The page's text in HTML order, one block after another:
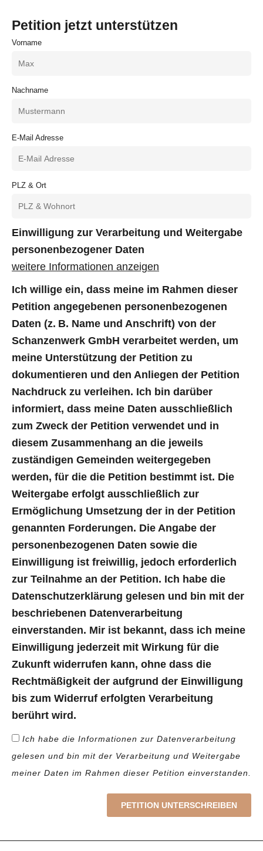
Petition jetzt unterstützen
Vorname
Nachname
E-Mail Adresse
PLZ & Ort
Einwilligung zur Verarbeitung und Weitergabe
personenbezogener Daten
weitere Informationen anzeigen
Ich willige ein, dass meine im Rahmen dieser
Petition angegebenen personenbezogenen
Daten (z. B. Name und Anschrift) von der
Schanzenwerk GmbH verarbeitet werden, um
meine Unterstützung der Petition zu
dokumentieren und den Anliegen der Petition
Nachdruck zu verleihen. Ich bin darüber
informiert, dass meine Daten ausschließlich
zum Zweck der Petition verwendet und in
diesem Zusammenhang an die jeweils
zuständigen Gemeinden weitergegeben
werden, für die die Petition bestimmt ist. Die
Weitergabe erfolgt ausschließlich zur
Ermöglichung Umsetzung der in der Petition
genannten Forderungen. Die Angabe der
personenbezogenen Daten sowie die
Einwilligung ist freiwillig, jedoch erforderlich
zur Teilnahme an der Petition. Ich habe die
Datenschutzerklärung gelesen und bin mit der
beschriebenen Datenverarbeitung
einverstanden. Mir ist bekannt, dass ich meine
Einwilligung jederzeit mit Wirkung für die
Zukunft widerrufen kann, ohne dass die
Rechtmäßigkeit der aufgrund der Einwilligung
bis zum Widerruf erfolgten Verarbeitung
berührt wird.
Ich habe die Informationen zur Datenverarbeitung
gelesen und bin mit der Verarbeitung und Weitergabe
meiner Daten im Rahmen dieser Petition einverstanden.
PETITION UNTERSCHREIBEN